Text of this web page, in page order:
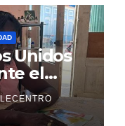
Unidos
el